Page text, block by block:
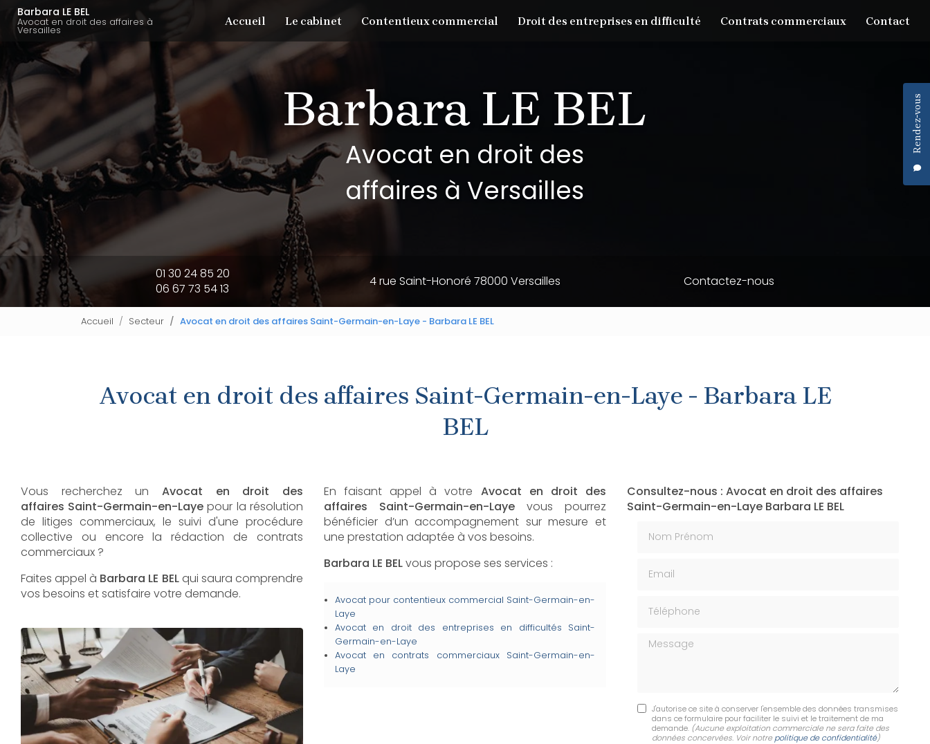
Aller
contenu
principal
Barbara LE BEL
Avocat en droit des affaires à
Versailles
Rendez-vous
Accueil
Le cabinet Contentieux commercial Droit des entreprises en difficulté Contrats commerciaux Contact
Avocat en droit des
affaires à Versailles
01 30 24 85 20
06 67 73 54 13
4 rue Saint-Honoré 78000 Versailles Contactez-nous
Accueil Secteur Avocat en droit des affaires Saint-Germain-en-Laye - Barbara LE BEL
Avocat en droit des affaires Saint-Germain-en-Laye - Barbara LE
BEL
Vous recherchez un Avocat en droit des
affaires Saint-Germain-en-Laye pour la résolution
de litiges commerciaux, le suivi d'une procédure
collective ou encore la rédaction de contrats
commerciaux ?
Faites appel à Barbara LE BELqui saura comprendre
vos besoins et satisfaire votre demande.
En faisant appel à votre Avocat en droit des
affaires
Saint-Germain-en-Layevous pourrez
bénéficier d’un accompagnement sur mesure et
une prestation adaptée à vos besoins.
Barbara LE BELvous propose ses services :
Avocat pour contentieux commercial Saint-Germain-en-
Laye
Avocat en droit des entreprises en difficultés Saint-
Germain-en-Laye
Avocat en contrats commerciaux Saint-Germain-en-
Laye
Consultez-nous : Avocat en droit des affaires
Saint-Germain-en-Laye Barbara LE BEL
Message
J'autorise ce site à conserver l'ensemble des données transmises
dans ce formulaire pour faciliter le suivi et le traitement de ma
demande. (Aucune exploitation commerciale ne sera faite des
données concervées. Voir notre politique de confidentialité)